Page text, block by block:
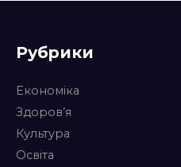
Рубрики
Економіка
Здоров’я
Культура
Освіта